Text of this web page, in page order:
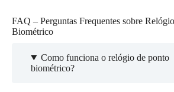
FAQ – Perguntas Frequentes sobre
Biométrico
Como funciona o relógio de ponto
biométrico?